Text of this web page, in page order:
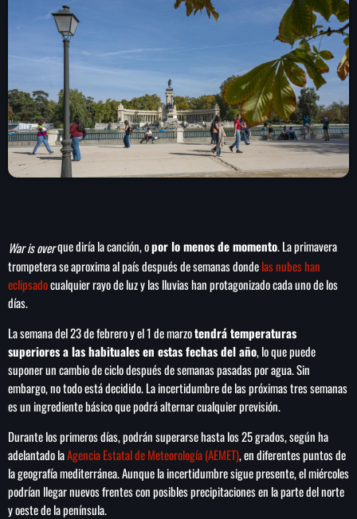
LA CAMPESINA 104.5 FM
play_arrow LA CAMPESINA GEORGIA
INICIO
NOTAS
LOCUCIÓN (TALENTO AL AIRE)
RANKING
COMUNÍCATE
PUBLICIDAD
HISTORIA
SEARCH
NOTAS
War is overque diría la canción, opor lo menos de momento. La primavera
trompetera se aproxima al país después de semanas dondelas nubes han
eclipsadocualquier rayo de luz y las lluvias han protagonizado cada uno de los
días.
La semana del 23 de febrero y el 1 de marzotendrá temperaturas
superiores a las habituales en estas fechas del año, lo que puede
suponer un cambio de ciclo después de semanas pasadas por agua. Sin
embargo, no todo está decidido. La incertidumbre de las próximas tres semanas
es un ingrediente básico que podrá alternar cualquier previsión.
Durante los primeros días, podrán superarse hasta los 25 grados, según ha
adelantado laAgencia Estatal de Meteorología (AEMET), en diferentes puntos de
la geografía mediterránea. Aunque la incertidumbre sigue presente, el miércoles
podrían llegar nuevos frentes con posibles precipitaciones en la parte del norte
y oeste de la península.